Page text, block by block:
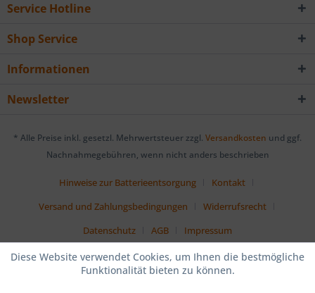
Service Hotline
Shop Service
Informationen
Newsletter
* Alle Preise inkl. gesetzl. Mehrwertsteuer zzgl. Versandkosten und ggf.
Nachnahmegebühren, wenn nicht anders beschrieben
Hinweise zur Batterieentsorgung
Kontakt
Versand und Zahlungsbedingungen
Widerrufsrecht
Datenschutz
AGB Impressum
Diese Website verwendet Cookies, um Ihnen die bestmögliche
Funktionalität bieten zu können.